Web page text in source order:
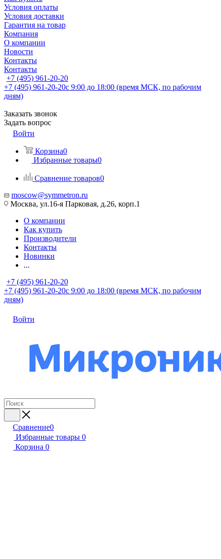
Условия оплаты
Условия доставки
Гарантия на товар
Компания
О компании
Новости
Контакты
Контакты
+7 (495) 961-20-20
+7 (495) 961-20-20с 9:00 до 18:00 (время МСК, по рабочим
дням)
Заказать звонок
Задать вопрос
Войти
Корзина0
Избранные товары0
Сравнение товаров0
moscow@symmetron.ru
Москва, ул.16-я Парковая, д.26, корп.1
О компании
Как купить
Производители
Контакты
Новинки
...
+7 (495) 961-20-20
+7 (495) 961-20-20с 9:00 до 18:00 (время МСК, по рабочим
дням)
Войти
Сравнение0
Избранные товары 0
Корзина 0